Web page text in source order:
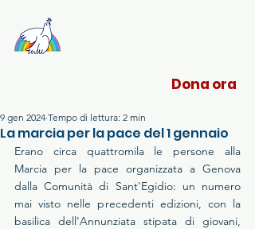
Dona ora
La marcia per la pace del 1 gennaio
9 gen 2024 Tempo di lettura: 2 min
Erano circa quattromila le persone alla
Marcia per la pace organizzata a Genova
dalla Comunità di Sant'Egidio: un numero
mai visto nelle precedenti edizioni, con la
basilica dell'Annunziata stipata di giovani,